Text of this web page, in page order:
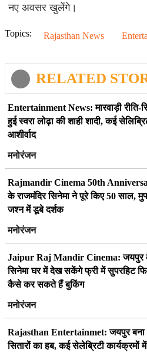
नए अवसर खुलेंगे।
Topics: Rajasthan News
RELATED
Entertainment News: मारवाड़ी रीति-
हुई स्वरा लोढ़ा की शाही शादी, कई
आशीर्वाद
मनोरंजन
Rajmandir Cinema 50th
के राजमंदिर सिनेमा ने पूरे किए 50 साल,
जश्न में डूबे दर्शक
मनोरंजन
Jaipur Raj Mandir Cinema: जयपुर
सिनेमा घर में देख सकेंगे फ्री में सुपरहिट
कैसे कर सकते हैं बुकिंग
मनोरंजन
Rajasthan Entertainmet: जयपुर बना
सितारों का हब, कई सेलेब्रिटी कार्यक्रमों